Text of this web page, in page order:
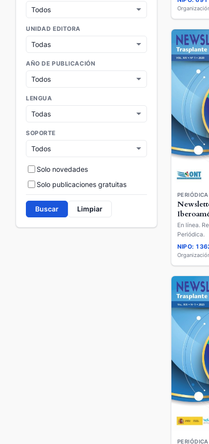
UNIDAD EDITORA
AÑO DE PUBLICACIÓN
LENGUA
SOPORTE
Solo novedades
Solo publicaciones gratuitas
Buscar Limpiar
En línea.
Periódica.
NIPO: